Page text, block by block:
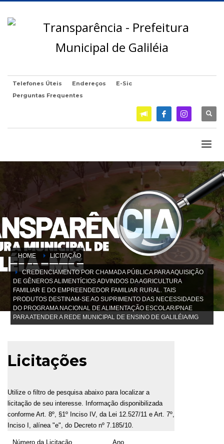
Telefones Úteis Endereços
E-Sic
Perguntas Frequentes
HOME LICITAÇÃO
CREDENCIAMENTO POR CHAMADA PÚBLICA PARA AQUISIÇÃO
DE GÊNEROS ALIMENTÍCIOS ADVINDOS DA AGRICULTURA
FAMILIAR E DO EMPREENDEDOR FAMILIAR RURAL. TAIS
PRODUTOS DESTINAM-SE AO SUPRIMENTO DAS NECESSIDADES
DO PROGRAMA NACIONAL DE ALIMENTAÇÃO ESCOLAR/PNAE
PARA ATENDER A REDE MUNICIPAL DE ENSINO DE GALILÉIA/MG
Licitações
Utilize o filtro de pesquisa abaixo para localizar a
licitação de seu interesse. Informação disponibilizada
conforme Art. 8º, §1º Inciso IV, da Lei 12.527/11 e Art. 7º,
Inciso I, alínea "e", do Decreto nº 7.185/10.
Número da Licitação Ano